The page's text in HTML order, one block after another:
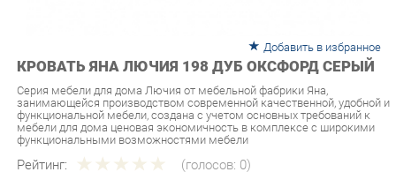
КРОВАТЬ ЯНА ЛЮЧИЯ 198 ДУБ ОКСФОРД СЕРЫЙ
Серия мебели для дома Лючия от мебельной фабрики Яна,
функциональной мебели, создана с учетом основных требований к
мебели для дома ценовая экономичность в комплексе с широкими
функциональными возможностями мебели
Рейтинг: (голосов:0)
Артикул: u-0148514